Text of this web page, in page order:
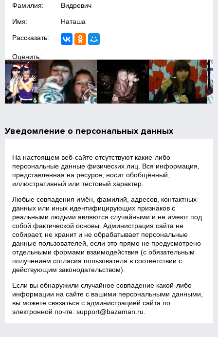
Фамилия: Видревич
Имя: Наташа
Рассказать:
Оценить:
Уведомление о персональных данных
На настоящем веб‑сайте отсутствуют какие‑либо
персональные данные физических лиц. Вся информация,
представленная на ресурсе, носит обобщённый,
иллюстративный или тестовый характер.
Любые совпадения имён, фамилий, адресов, контактных
данных или иных идентифицирующих признаков с
реальными людьми являются случайными и не имеют под
собой фактической основы. Администрация сайта не
собирает, не хранит и не обрабатывает персональные
данные пользователей, если это прямо не предусмотрено
отдельными формами взаимодействия (с обязательным
получением согласия пользователя в соответствии с
действующим законодательством).
Если вы обнаружили случайное совпадение какой‑либо
информации на сайте с вашими персональными данными,
вы можете связаться с администрацией сайта по
электронной почте:support@bazaman.ru